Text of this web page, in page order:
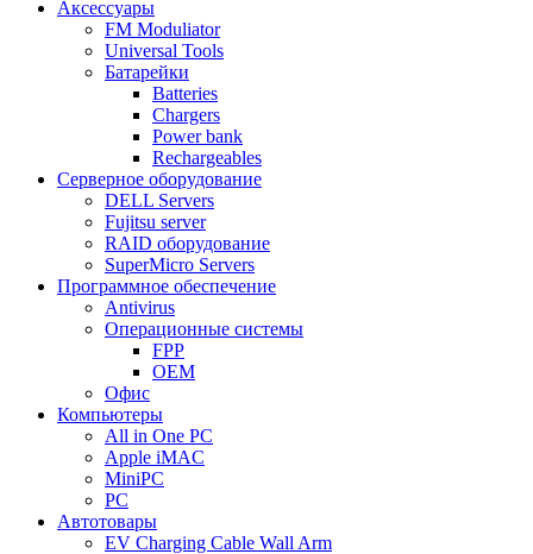
Аксессуары
FM Moduliator
Universal Tools
Батарейки
Batteries
Chargers
Power bank
Rechargeables
Серверное оборудование
DELL Servers
Fujitsu server
RAID оборудование
SuperMicro Servers
Программное обеспечение
Antivirus
Операционные системы
FPP
OEM
Офис
Компьютеры
All in One PC
Apple iMAC
MiniPC
PC
Автотовары
EV Charging Cable Wall Arm